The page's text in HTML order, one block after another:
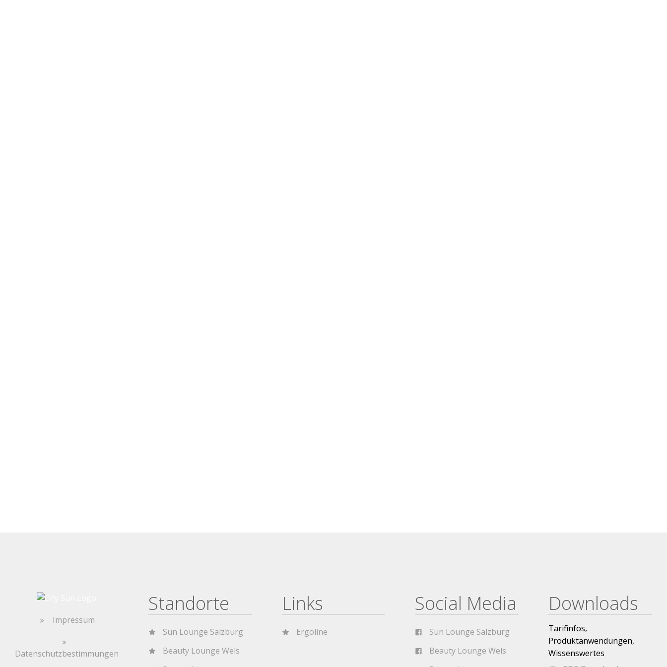
Impressum
Datenschutzbestimmungen
Standorte
Sun Lounge Salzburg
Beauty Lounge Wels
Links
Ergoline
Social Media
Sun Lounge Salzburg
Beauty Lounge Wels
Downloads
Tarifinfos,
Produktanwendungen,
Wissenswertes